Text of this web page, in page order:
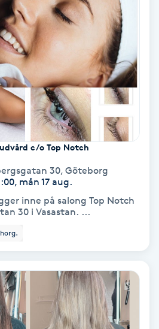
c/o Top Notch
30, Göteborg
mån 17 aug.
inne på salong Top Notch
30 i Vasastan. ...